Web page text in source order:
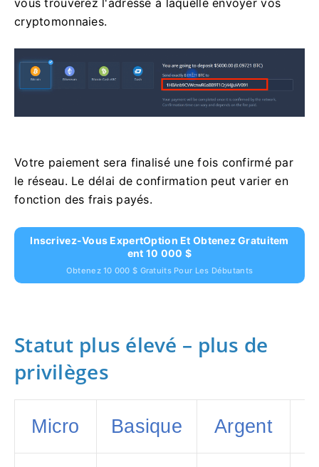
vous trouverez l'adresse à laquelle envoyer vos
cryptomonnaies.
Votre paiement sera finalisé une fois confirmé par
le réseau. Le délai de confirmation peut varier en
fonction des frais payés.
Inscrivez-Vous ExpertOption Et Obtenez Gratuitem
Ent 10 000 $
Obtenez 10 000 $ Gratuits Pour Les Débutants
Statut plus élevé – plus de
privilèges
Micro Basique Argent